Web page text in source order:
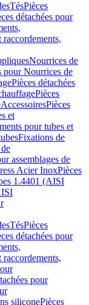
TésPièces
détachées pour
raccordements,
Nourrices de
pour Nourrices de
Pièces détachées
Pièces
AccessoiresPièces
et
pour tubes et
Fixations de
assemblages de
Acier InoxPièces
1.4401 (AISI
TésPièces
détachées pour
raccordements,
pour
siliconePièces